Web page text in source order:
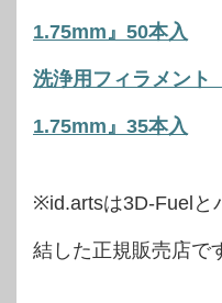
1.75mm』50本入
洗浄用フィラメント
1.75mm』35本入
※id.artsは3D-Fuelと
結した正規販売店で